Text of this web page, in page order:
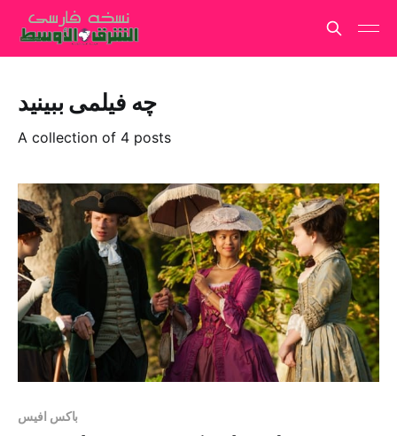
چه فیلمی ببینید
A collection of 4 posts
باکس افیس